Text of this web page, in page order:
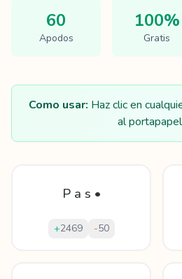
60
Apodos
100%
Gratis
Como usar: Haz clic en
al
P a s •
+2469 -50